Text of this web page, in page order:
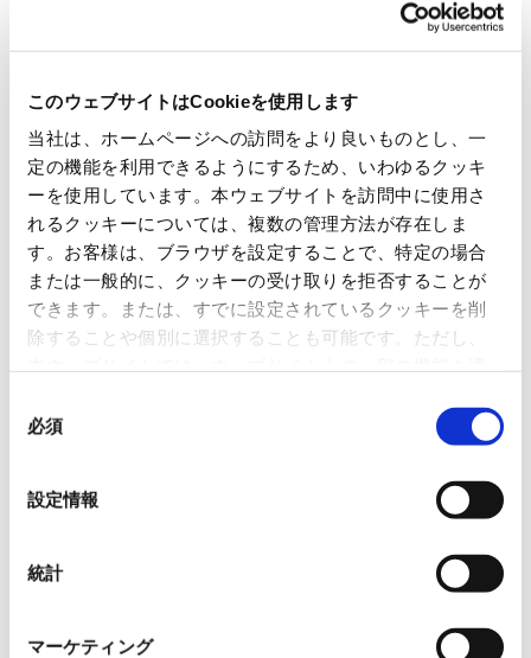
このウェブサイトはCookieを使用します
当社は、ホームページへの訪問をより良いものとし、一
定の機能を利用できるようにするため、いわゆるクッキ
ーを使用しています。本ウェブサイトを訪問中に使用さ
れるクッキーについては、複数の管理方法が存在しま
す。お客様は、ブラウザを設定することで、特定の場合
または一般的に、クッキーの受け取りを拒否することが
できます。または、すでに設定されているクッキーを削
除することや個別に選択することも可能です。ただし、
いるので、ご注意ください。これらのクッキーが受け入
れられない場合、本ウェブサイトの機能が制限される場
必須
設定情報
統計
マーケティング
捉え、サービス相互をシンプルな通信で連携することで複雑さを回避するアイ
ディア。従来は部分的な改良が難しく、システムが大規模になるほど保守コス
本件に関するお問い合わせ先
(株)ジャスミンソフト TEL 098-890-6036
一覧に戻る
すべて ニュースリリース
お知らせ IR 情報
OVOL LOOP
1845年の創業以来の歩み、グループが展開する5つの事業領域...